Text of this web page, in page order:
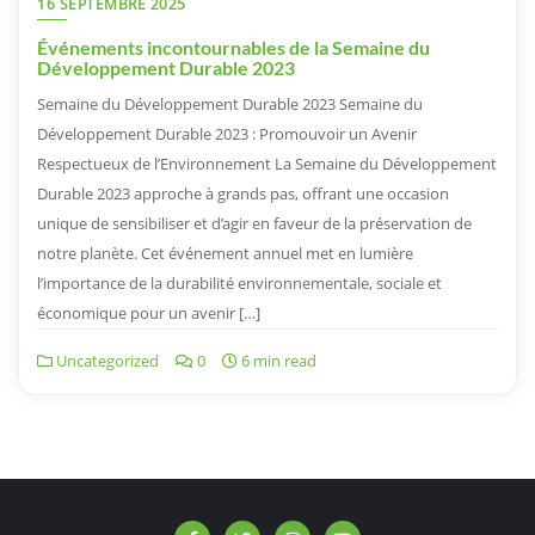
16 SEPTEMBRE 2025
Événements incontournables de la Semaine du
Développement Durable 2023
Semaine du Développement Durable 2023 Semaine du
Développement Durable 2023 : Promouvoir un Avenir
Respectueux de l’Environnement La Semaine du Développement
Durable 2023 approche à grands pas, offrant une occasion
unique de sensibiliser et d’agir en faveur de la préservation de
notre planète. Cet événement annuel met en lumière
l’importance de la durabilité environnementale, sociale et
économique pour un avenir […]
Uncategorized 0 6 min read